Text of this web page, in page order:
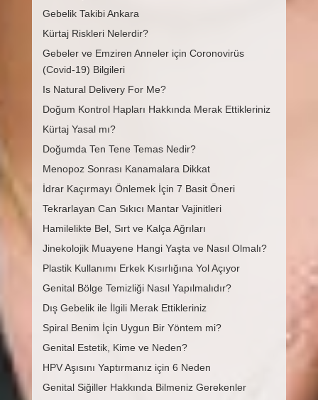
Gebelik Takibi Ankara
Kürtaj Riskleri Nelerdir?
Gebeler ve Emziren Anneler için Coronovirüs
(Covid-19) Bilgileri
Is Natural Delivery For Me?
Doğum Kontrol Hapları Hakkında Merak Ettikleriniz
Kürtaj Yasal mı?
Doğumda Ten Tene Temas Nedir?
Menopoz Sonrası Kanamalara Dikkat
İdrar Kaçırmayı Önlemek İçin 7 Basit Öneri
Tekrarlayan Can Sıkıcı Mantar Vajinitleri
Hamilelikte Bel, Sırt ve Kalça Ağrıları
Jinekolojik Muayene Hangi Yaşta ve Nasıl Olmalı?
Plastik Kullanımı Erkek Kısırlığına Yol Açıyor
Genital Bölge Temizliği Nasıl Yapılmalıdır?
Dış Gebelik ile İlgili Merak Ettikleriniz
Spiral Benim İçin Uygun Bir Yöntem mi?
Genital Estetik, Kime ve Neden?
HPV Aşısını Yaptırmanız için 6 Neden
Genital Siğiller Hakkında Bilmeniz Gerekenler